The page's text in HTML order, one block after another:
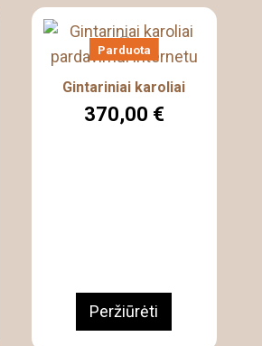
Parduota
Gintariniai karoliai
370,00 €
Peržiūrėti